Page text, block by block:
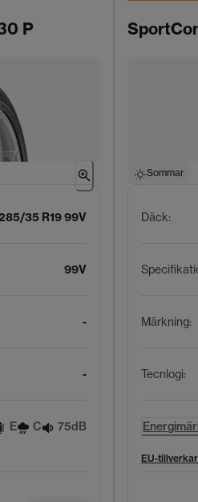
P
35 R19 99V
99V
-
-
E C 75dB
Sommar
Däck:
Märkning:
Tecnlogi:
EU-